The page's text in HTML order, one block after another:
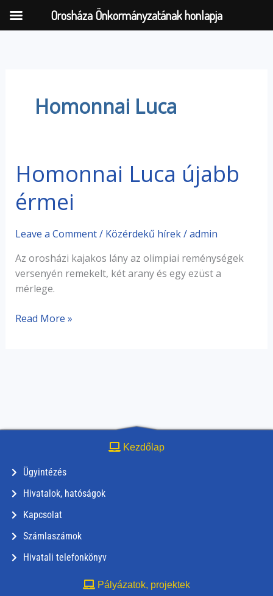
Homonnai Luca
Homonnai Luca újabb
érmei
Leave a Comment/ Közérdekű hírek/admin
Az orosházi kajakos lány az olimpiai reménységek
versenyén remekelt, két arany és egy ezüst a
mérlege.
Homonnai
Luca
újabb
érmei
Read More »
Kezdőlap
Ügyintézés
Hivatalok, hatóságok
Kapcsolat
Számlaszámok
Hivatali telefonkönyv
Pályázatok, projektek
Orosháza Önkormányzatának honlapja